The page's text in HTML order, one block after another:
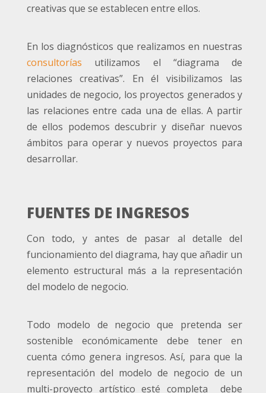
creativas que se establecen entre ellos.
En los diagnósticos que realizamos en nuestras
consultorías utilizamos el “diagrama de
relaciones creativas”. En él visibilizamos las
unidades de negocio, los proyectos generados y
las relaciones entre cada una de ellas. A partir
de ellos podemos descubrir y diseñar nuevos
ámbitos para operar y nuevos proyectos para
desarrollar.
FUENTES DE INGRESOS
Con todo, y antes de pasar al detalle del
funcionamiento del diagrama, hay que añadir un
elemento estructural más a la representación
del modelo de negocio.
Todo modelo de negocio que pretenda ser
sostenible económicamente debe tener en
cuenta cómo genera ingresos. Así, para que la
representación del modelo de negocio de un
multi-proyecto artístico esté completa debe